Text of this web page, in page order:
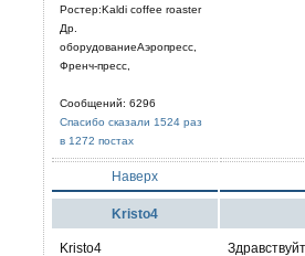
Ростер:Kaldi coffee roaster
Др.
оборудованиеАэропресс,
Френч-пресс,
Сообщений: 6296
Спасибо сказали 1524 раз
в 1272 постах
Наверх
Kristo4
Kristo4